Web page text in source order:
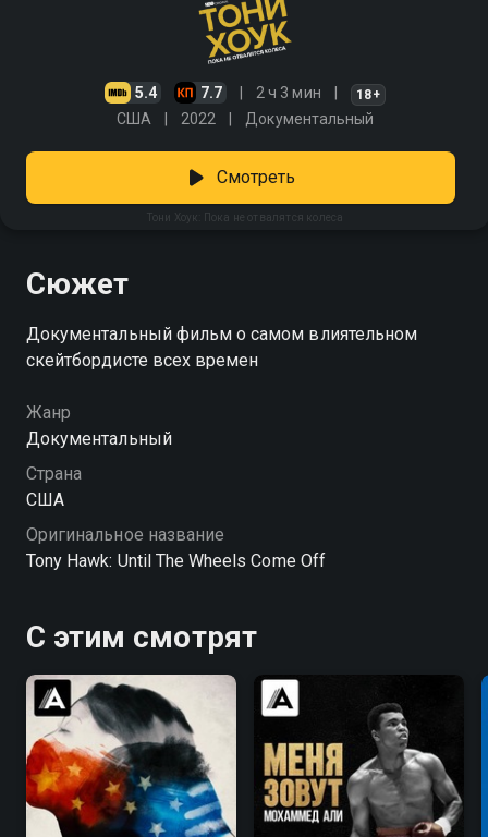
5.4 7.7 2 ч 3 мин 18+
США 2022 Документальный
Тони Хоук: Пока не отвалятся колеса
Смотреть
Сюжет
Документальный фильм о самом влиятельном
скейтбордисте всех времен
Жанр
Документальный
Страна
США
Оригинальное название
Tony Hawk: Until The Wheels Come Off
С этим смотрят